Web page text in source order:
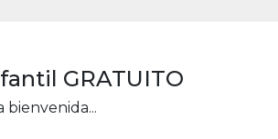
GRATUITO
bienvenida...